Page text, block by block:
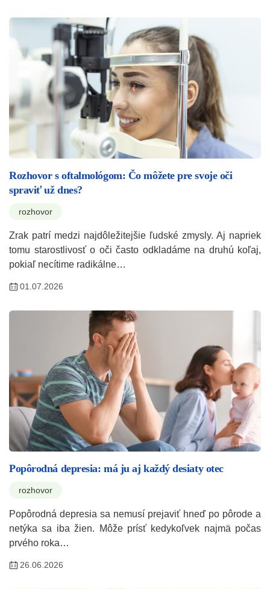
Rozhovor s oftalmológom: Čo môžete pre svoje oči
spraviť už dnes?
rozhovor
Zrak patrí medzi najdôležitejšie ľudské zmysly. Aj napriek
tomu starostlivosť o oči často odkladáme na druhú koľaj,
pokiaľ necítime radikálne…
01.07.2026
Popôrodná depresia: má ju aj každý desiaty otec
rozhovor
Popôrodná depresia sa nemusí prejaviť hneď po pôrode a
netýka sa iba žien. Môže prísť kedykoľvek najmä počas
prvého roka…
26.06.2026